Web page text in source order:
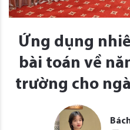
Ứng dụng
bài toán về
trường cho